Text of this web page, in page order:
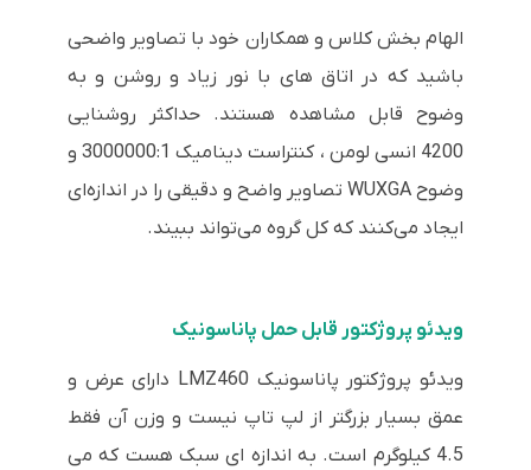
الهام بخش کلاس و همکاران خود با تصاویر واضحی
باشید که در اتاق های با نور زیاد و روشن و به
وضوح قابل مشاهده هستند. حداکثر روشنایی
4200 انسی لومن ، کنتراست دینامیک 3000000:1 و
وضوح WUXGA تصاویر واضح و دقیقی را در اندازه‌ای
ایجاد می‌کنند که کل گروه می‌تواند ببیند.
ویدئو پروژکتور قابل حمل پاناسونیک
ویدئو پروژکتور پاناسونیک LMZ460 دارای عرض و
عمق بسیار بزرگتر از لپ تاپ نیست و وزن آن فقط
4.5 کیلوگرم است. به اندازه ای سبک هست که می